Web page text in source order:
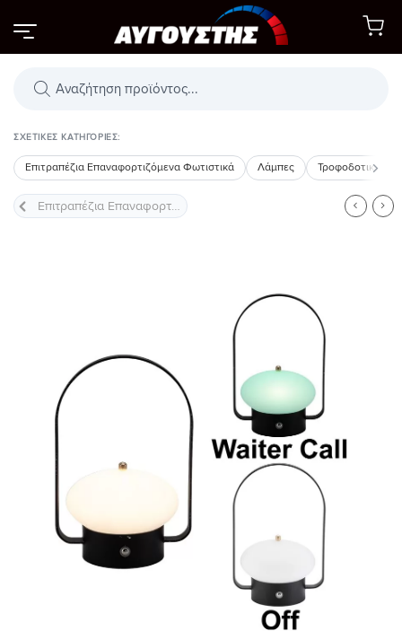
στο
περιεχόμενο
Αναζήτηση
ΣΧΕΤΙΚΈΣ ΚΑΤΗΓΟΡΊΕΣ:
Επιτραπέζια Επαναφορτιζόμενα Φωτιστικά Λάμπες Τροφοδοτικά LED
Προσθήκη
στη Λίστα
Επιθυμιών